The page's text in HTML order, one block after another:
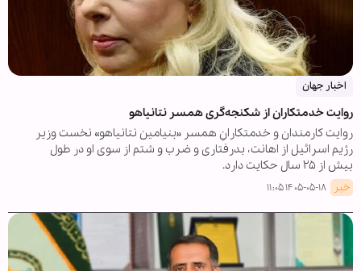
اخبار جهان
روایت خدمتکاران از شکنجه‌گری همسر نتانیاهو
روایت کارمندان و خدمتکارانِ همسر «بنیامین نتانیاهو» نخست وزیر
رژیم اسرائیل از اهانت، بدرفتاری و ضرب و شتم از سوی او در طول
بیش از ۲۵ سال حکایت دارد.
خبر ۱۴۰۵-۰۵-۱۸ ۱۱:۰۵